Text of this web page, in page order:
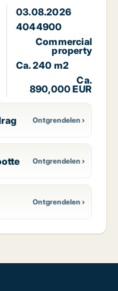
03.08.2026
4044900
Commercial
property
Ca. 240 m2
Ca.
890,000 EUR